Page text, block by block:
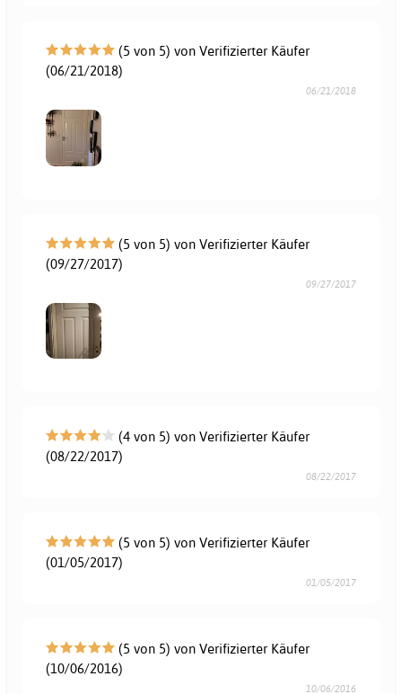
(5 von 5) von Verifizierter Käufer
(06/21/2018)
06/21/2018
(5 von 5) von Verifizierter Käufer
(09/27/2017)
09/27/2017
(4 von 5) von Verifizierter Käufer
(08/22/2017)
08/22/2017
(5 von 5) von Verifizierter Käufer
(01/05/2017)
01/05/2017
(5 von 5) von Verifizierter Käufer
(10/06/2016)
10/06/2016